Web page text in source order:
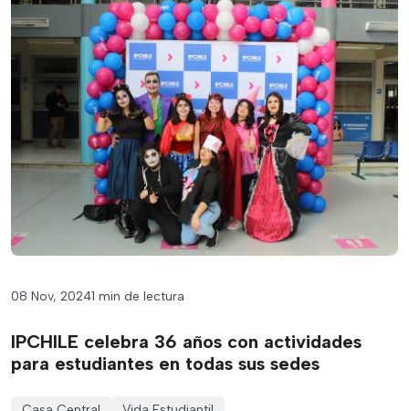
08 Nov, 20241 min de lectura
IPCHILE celebra 36 años con actividades
para estudiantes en todas sus sedes